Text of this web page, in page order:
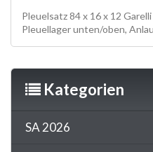
Pleuelsatz 84 x 16 x 12
Pleuellager unten/oben,
Kategorien
SA 2026